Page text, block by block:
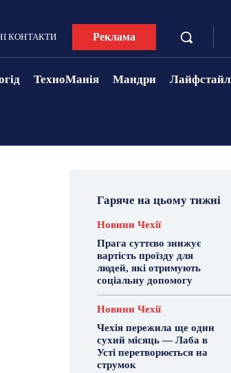
КОНТАКТИ Реклама
ТехноМанія Мандри Лайфстайл
Гаряче на цьому тижні
Новини Чехії
Прага суттєво знижує
вартість проїзду для
людей, які отримують
соціальну допомогу
Новини Чехії
Чехія пережила ще один
сухий місяць — Лаба в
Усті перетворюється на
струмок